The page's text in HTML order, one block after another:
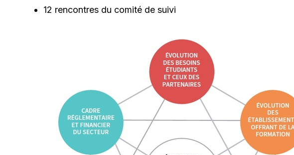
12 rencontres du comité de suivi